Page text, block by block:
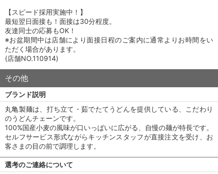
【スピード採用実施中！】
最短翌日面接も！面接は30分程度。
友達同士の応募もOK！
※お盆期間中は店舗により面接日程のご案内に通常よりお時間をい
ただく場合があります。
(店舗NO.110914)
その他
ブランド説明
丸亀製麺は、打ち立て・茹でたてうどんを提供している、こだわり
のうどんチェーンです。
100%国産小麦の風味が口いっぱいに広がる、自慢の麺が特長です。
セルフサービス形式ながらキッチンスタッフが直接注文を受け、お
客さまの目の前で調理します。
選考のご連絡について